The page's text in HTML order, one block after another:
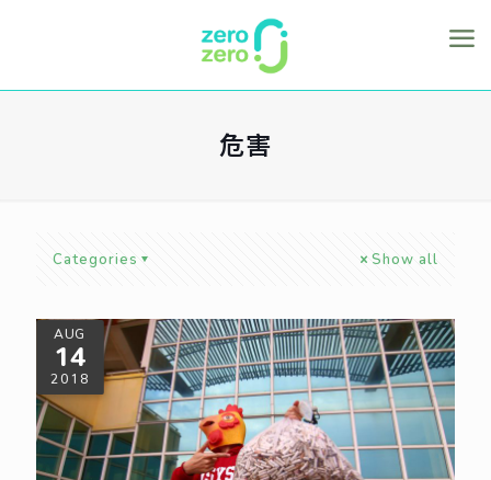
危害
Categories Show all
AUG
14
2018